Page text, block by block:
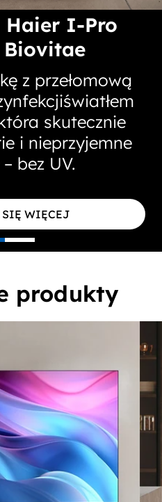
Haier I-Pro
Biovitae
z przełomową
skutecznie
i nieprzyjemne
bez UV.
WIĘCEJ
produkty